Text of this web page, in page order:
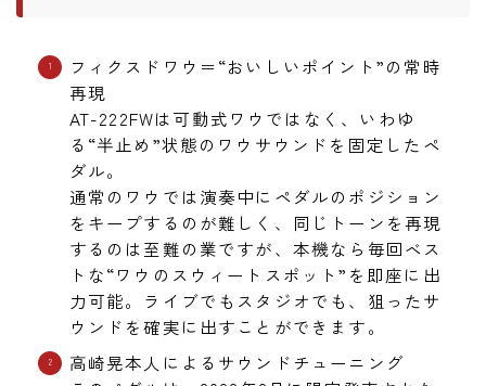
フィクスドワウ＝“おいしいポイント”の常時
再現
AT-222FWは可動式ワウではなく、いわゆ
る“半止め”状態のワウサウンドを固定したペ
ダル。
通常のワウでは演奏中にペダルのポジション
をキープするのが難しく、同じトーンを再現
するのは至難の業ですが、本機なら毎回ベス
トな“ワウのスウィートスポット”を即座に出
力可能。ライブでもスタジオでも、狙ったサ
ウンドを確実に出すことができます。
高崎晃本人によるサウンドチューニング